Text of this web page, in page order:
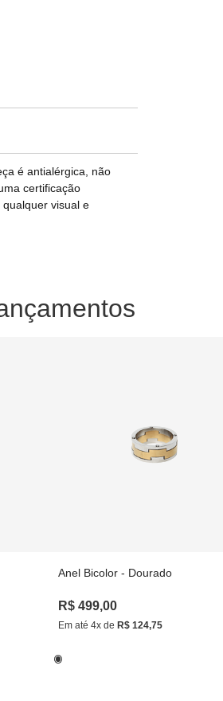
é antialérgica, não
certificação
visual e
Anel Bicolor - Dourado
R$ 499,00
Em até 4x de R$ 124,75